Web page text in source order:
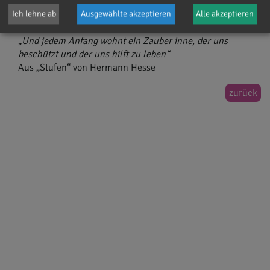
begleiten zu dürfen.
„Und jedem Anfang wohnt ein Zauber inne, der uns
beschützt und der uns hilft zu leben“
Aus „Stufen“ von Hermann Hesse
zurück
Ich lehne ab Ausgewählte akzeptieren Alle akzeptieren